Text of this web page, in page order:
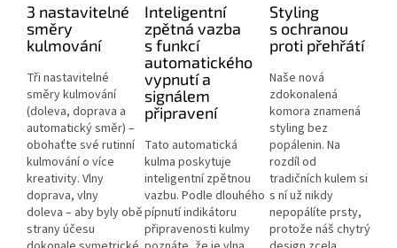
3 nastavitelné
směry
kulmování
Tři nastavitelné
směry kulmování
(doleva, doprava a
automatický směr) –
obohaťte své rutinní
kulmování o více
kreativity. Vlny
doprava, vlny
doleva – aby byly obě
strany účesu
Inteligentní
zpětná vazba
s funkcí
automatického
vypnutí a
signálem
připravení
Tato automatická
kulma poskytuje
inteligentní zpětnou
vazbu. Podle dlouhého
pípnutí indikátoru
připravenosti kulmy
Styling
s ochranou
proti přehřátí
Naše nová
zdokonalená
komora znamená
styling bez
popálenin. Na
rozdíl od
tradičních kulem si
s ní už nikdy
nepopálíte prsty,
protože náš chytrý